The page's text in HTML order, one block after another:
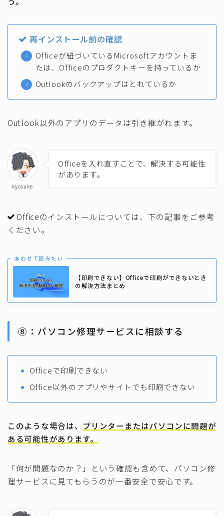
再インストール前の確認
Officeが紐づいているMicrosoftアカウントま
たは、Officeのプロダクトキーを持っているか
Outlookのバックアップはとれているか
Outlook以外のアプリのデータは引き継がれます。
kyosuke
Officeを入れ直すことで、解決する可能性
があります。
Officeのインストールについては、下の記事をご参考
ください。
あわせて読みたい
【印刷できない】Officeで印刷ができないとき
の解決方法まとめ
⑧：パソコン修理サービスに相談する
Officeで印刷できない
Office以外のアプリやサイトでも印刷できない
このような場合は、 プリンターまたはパソコンに問題が
ある可能性があります。
「何が問題なのか？」という確認も含めて、パソコン修
理サービスに見てもらうのが一番安全で安心です。